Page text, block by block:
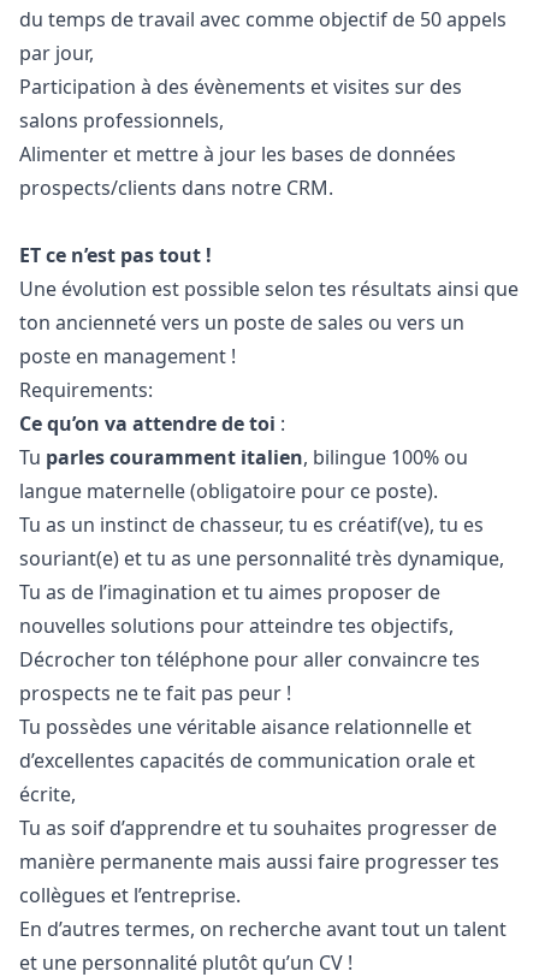
du temps de travail avec comme objectif de 50 appels
par jour,
Participation à des évènements et visites sur des
salons professionnels,
Alimenter et mettre à jour les bases de données
prospects/clients dans notre CRM.
ET ce n’est pas tout !
Une évolution est possible selon tes résultats ainsi que
ton ancienneté vers un poste de sales ou vers un
poste en management !
Requirements:
Ce qu’on va attendre de toi :
Tu parles couramment italien, bilingue 100% ou
langue maternelle (obligatoire pour ce poste).
Tu as un instinct de chasseur, tu es créatif(ve), tu es
souriant(e) et tu as une personnalité très dynamique,
Tu as de l’imagination et tu aimes proposer de
nouvelles solutions pour atteindre tes objectifs,
Décrocher ton téléphone pour aller convaincre tes
prospects ne te fait pas peur !
Tu possèdes une véritable aisance relationnelle et
d’excellentes capacités de communication orale et
écrite,
Tu as soif d’apprendre et tu souhaites progresser de
manière permanente mais aussi faire progresser tes
collègues et l’entreprise.
En d’autres termes, on recherche avant tout un talent
et une personnalité plutôt qu’un CV !